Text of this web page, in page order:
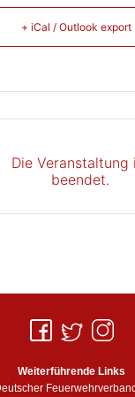
+ iCal / Outlook export
Die Veranstaltung
beendet.
Weiterführende Links